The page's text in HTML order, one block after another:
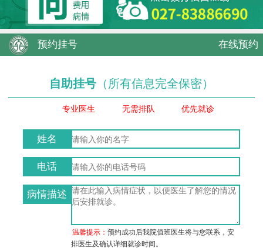
预约挂号 在线预约
自助挂号 （所有信息完全保密）
专业医生 无需排队 优先就诊
姓名
电话
病情描述
温馨提示：预约成功后我院值班医生将与您联系，安
排医生及确认详细就诊时间。